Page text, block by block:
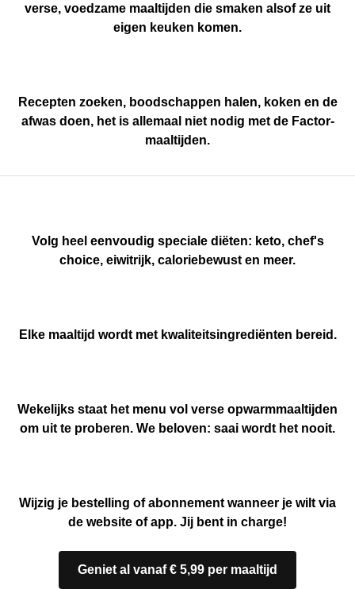
verse, voedzame maaltijden die smaken alsof ze uit
eigen keuken komen.
Recepten zoeken, boodschappen halen, koken en de
afwas doen, het is allemaal niet nodig met de Factor-
maaltijden.
Volg heel eenvoudig speciale diëten: keto, chef's
choice, eiwitrijk, caloriebewust en meer.
Elke maaltijd wordt met kwaliteitsingrediënten bereid.
Wekelijks staat het menu vol verse opwarmmaaltijden
om uit te proberen. We beloven: saai wordt het nooit.
Wijzig je bestelling of abonnement wanneer je wilt via
de website of app. Jij bent in charge!
Geniet al vanaf € 5,99 per maaltijd